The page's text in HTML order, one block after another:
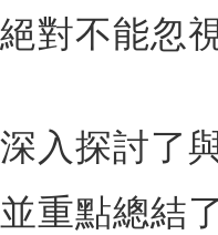
對不能忽
入探討了
重點總結